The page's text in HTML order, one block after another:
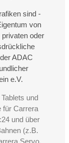
sind -
von
oder
ADAC
e.V.
und
für Carrera
und über
(z.B.